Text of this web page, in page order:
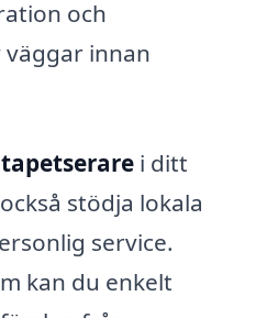
och
innan
tapetserare i ditt
stödja lokala
service.
kan du enkelt